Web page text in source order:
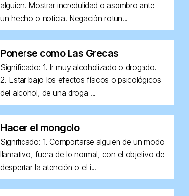
alguien. Mostrar incredulidad o asombro ante
un hecho o noticia. Negación rotun...
Ponerse como Las Grecas
Significado: 1. Ir muy alcoholizado o drogado.
2. Estar bajo los efectos físicos o psicológicos
del alcohol, de una droga ...
Hacer el mongolo
Significado: 1. Comportarse alguien de un modo
llamativo, fuera de lo normal, con el objetivo de
despertar la atención o el i...